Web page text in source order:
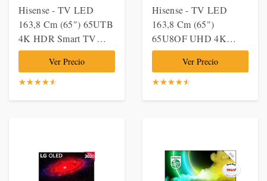
Hisense - TV LED
163,8 Cm (65") 65UTB
4K HDR Smart TV
Con Inteligencia
Artificial (IA)
Ver Precio
☆☆☆☆☆
★★★★★
Hisense - TV LED
163,8 Cm (65")
65U8QF UHD 4K
Dolby Vision, Dolby
Atmos, Full Array Y
Smart TV
Ver Precio
☆☆☆☆☆
★★★★★